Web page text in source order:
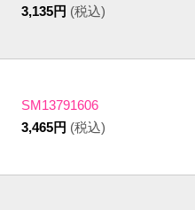
3,135円 (税込)
SM13791606
3,465円 (税込)